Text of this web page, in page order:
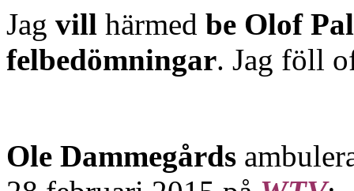
Jag vill härmed be Olof
felbedömningar. Jag föll
Ole Dammegårds